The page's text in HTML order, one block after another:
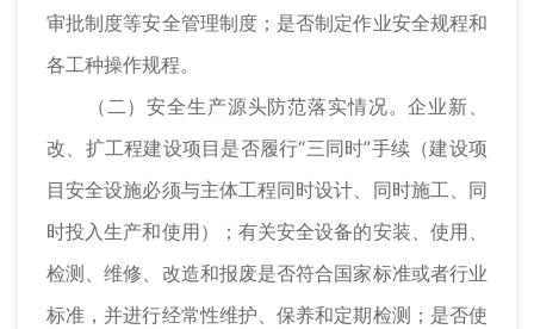
审批制度等安全管理制度；是否制定作业安全规程和
各工种操作规程。
（二）安全生产源头防范落实情况。企业新、
改、扩工程建设项目是否履行“三同时”手续（建设项
目安全设施必须与主体工程同时设计、同时施工、同
时投入生产和使用）；有关安全设备的安装、使用、
检测、维修、改造和报废是否符合国家标准或者行业
标准，并进行经常性维护、保养和定期检测；是否使